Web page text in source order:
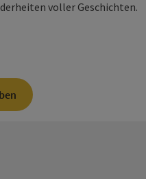
voller Geschichten.